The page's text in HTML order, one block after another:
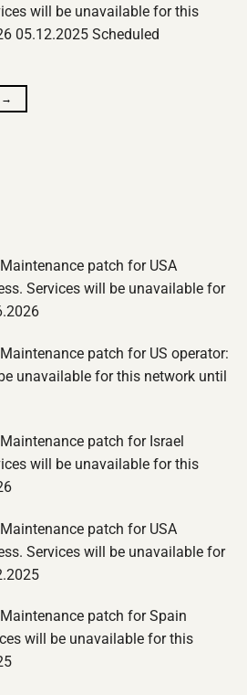
will be unavailable for this
05.12.2025 Scheduled
→
patch for USA
Services will be unavailable for
patch for US operator:
unavailable for this network until
patch for Israel
will be unavailable for this
patch for USA
Services will be unavailable for
patch for Spain
will be unavailable for this